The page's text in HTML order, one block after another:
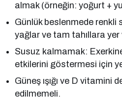
almak (örneğin: yoğurt +
Günlük beslenmede renkli
yağlar ve tam tahıllara yer
Susuz kalmamak:
etkilerini göstermesi için
Güneş ışığı ve D vitamini
edilmemeli.